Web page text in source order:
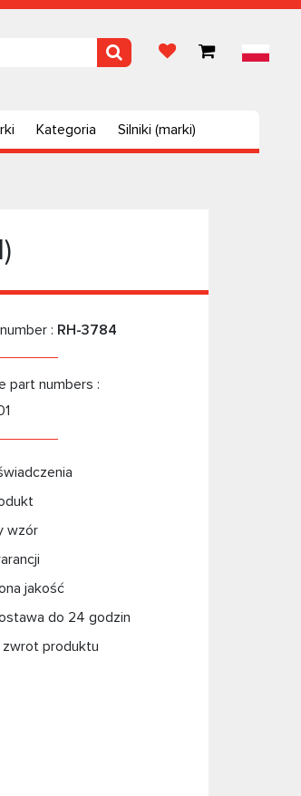
Kategoria Silniki (marki)
: RH-3784
part numbers :
wzór
jakość
do 24 godzin
produktu